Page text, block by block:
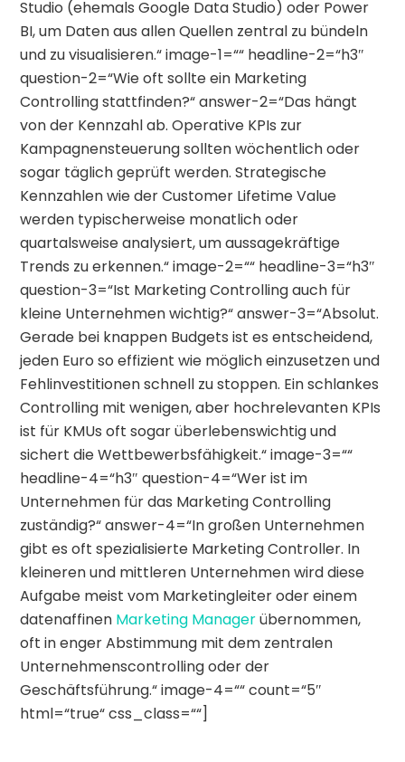
Studio (ehemals Google Data Studio) oder Power
BI, um Daten aus allen Quellen zentral zu bündeln
und zu visualisieren.“ image-1=““ headline-2=“h3″
question-2=“Wie oft sollte ein Marketing
Controlling stattfinden?“ answer-2=“Das hängt
von der Kennzahl ab. Operative KPIs zur
Kampagnensteuerung sollten wöchentlich oder
sogar täglich geprüft werden. Strategische
Kennzahlen wie der Customer Lifetime Value
werden typischerweise monatlich oder
quartalsweise analysiert, um aussagekräftige
Trends zu erkennen.“ image-2=““ headline-3=“h3″
question-3=“Ist Marketing Controlling auch für
kleine Unternehmen wichtig?“ answer-3=“Absolut.
Gerade bei knappen Budgets ist es entscheidend,
jeden Euro so effizient wie möglich einzusetzen und
Fehlinvestitionen schnell zu stoppen. Ein schlankes
Controlling mit wenigen, aber hochrelevanten KPIs
ist für KMUs oft sogar überlebenswichtig und
sichert die Wettbewerbsfähigkeit.“ image-3=““
headline-4=“h3″ question-4=“Wer ist im
Unternehmen für das Marketing Controlling
zuständig?“ answer-4=“In großen Unternehmen
gibt es oft spezialisierte Marketing Controller. In
kleineren und mittleren Unternehmen wird diese
Aufgabe meist vom Marketingleiter oder einem
datenaffinen Marketing Managerübernommen,
oft in enger Abstimmung mit dem zentralen
Unternehmenscontrolling oder der
Geschäftsführung.“ image-4=““ count=“5″
html=“true“ css_class=““]